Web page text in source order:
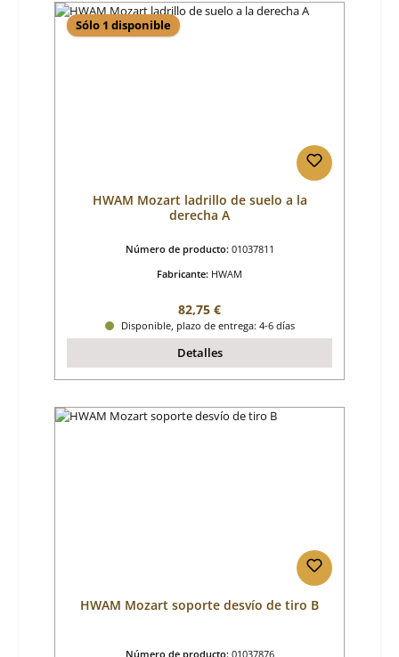
Sólo 1 disponible
HWAM Mozart ladrillo de suelo a la
derecha A
Número de producto: 01037811
Fabricante: HWAM
Precio normal:
82,75 €
Disponible, plazo de entrega: 4-6 días
Detalles
HWAM Mozart soporte desvío de tiro B
Número de producto: 01037876